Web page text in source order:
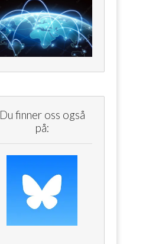
Du finner oss også
på: